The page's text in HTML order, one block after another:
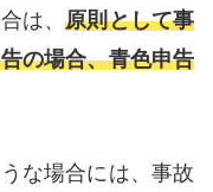
は、原則として事
の場合、青色申告
な場合には、事故